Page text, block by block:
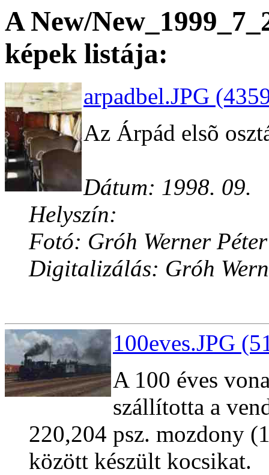
A New/
képek listája:
arpadbel.JPG
Az Árpád elsõ
Dátum: 1998. 09.
Helyszín:
Fotó: Gróh Werner Péter
Digitalizálás: Gróh
100eves.JPG
A 100 éves
szállította a
220,204 psz. mozdony
között készült kocsikat.